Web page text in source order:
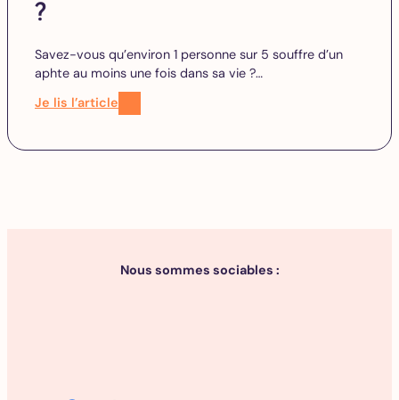
?
Savez-vous qu’environ 1 personne sur 5 souffre d’un
aphte au moins une fois dans sa vie ?…
Je lis l’article
Nous sommes sociables :